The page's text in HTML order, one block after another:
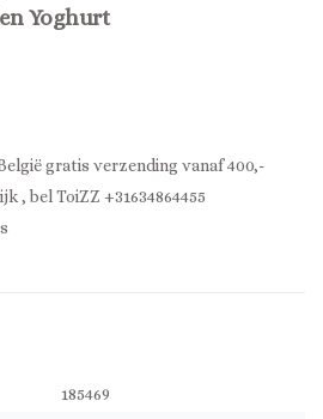
Yoghurt
gratis verzending vanaf 400,-
, bel ToiZZ +31634864455
185469